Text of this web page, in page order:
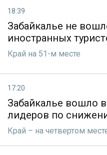
18:39
Забайкалье не
иностранных
Край на 51-м месте
17:20
Забайкалье вошло в
лидеров по
Край – на четвертом